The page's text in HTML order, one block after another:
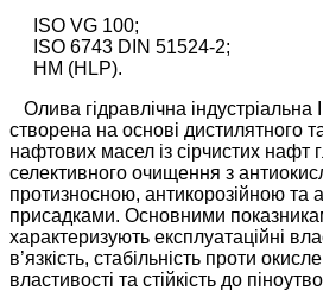
ISO VG 100;
ISO 6743 DIN 51524-2;
HM (HLP).
Олива гідравлічна
створена на основі дистилятного
нафтових масел із сірчистих нафт
селективного очищення з
протизносною, антикорозійною та
присадками. Основними
характеризують експлуатаційні
в’язкість, стабільність проти
властивості та стійкість до